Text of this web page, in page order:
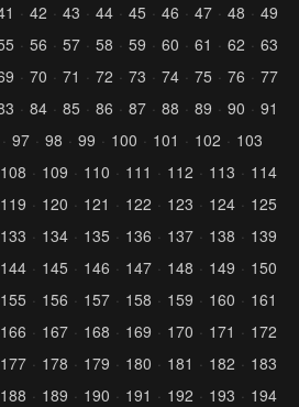
42 43 44 45 46 47 48
49
56 57 58 59 60 61 62
63
70 71 72 73 74 75 76
77
84 85 86 87 88 89 90
91
97 98 99 100 101 102
103
108 109 110 111 112 113
114
119 120 121 122 123 124
125
133 134 135 136 137 138
139
144 145 146 147 148 149
150
155 156 157 158 159 160
161
166 167 168 169 170 171
172
177 178 179 180 181 182
183
188 189 190 191 192 193
194